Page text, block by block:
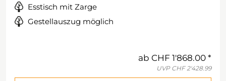
Esstisch mit Zarge
Gestellauszug möglich
ab CHF 1'868.00
UVP CHF 2'428.99